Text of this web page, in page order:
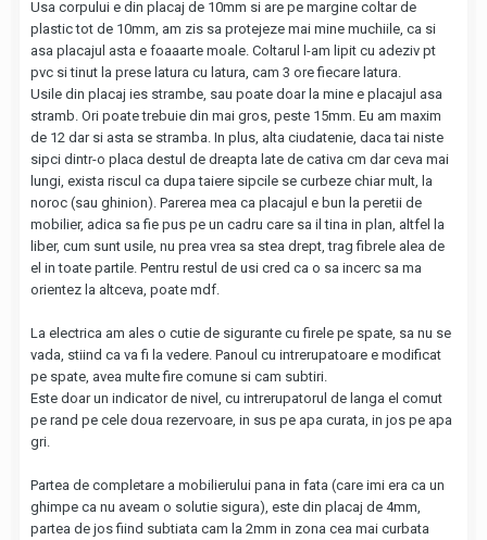
Usa corpului e din placaj de 10mm si are pe margine coltar de
plastic tot de 10mm, am zis sa protejeze mai mine muchiile, ca si
asa placajul asta e foaaarte moale. Coltarul l-am lipit cu adeziv pt
pvc si tinut la prese latura cu latura, cam 3 ore fiecare latura.
Usile din placaj ies strambe, sau poate doar la mine e placajul asa
stramb. Ori poate trebuie din mai gros, peste 15mm. Eu am maxim
de 12 dar si asta se stramba. In plus, alta ciudatenie, daca tai niste
sipci dintr-o placa destul de dreapta late de cativa cm dar ceva mai
lungi, exista riscul ca dupa taiere sipcile se curbeze chiar mult, la
noroc (sau ghinion). Parerea mea ca placajul e bun la peretii de
mobilier, adica sa fie pus pe un cadru care sa il tina in plan, altfel la
liber, cum sunt usile, nu prea vrea sa stea drept, trag fibrele alea de
el in toate partile. Pentru restul de usi cred ca o sa incerc sa ma
orientez la altceva, poate mdf.
La electrica am ales o cutie de sigurante cu firele pe spate, sa nu se
vada, stiind ca va fi la vedere. Panoul cu intrerupatoare e modificat
pe spate, avea multe fire comune si cam subtiri.
Este doar un indicator de nivel, cu intrerupatorul de langa el comut
pe rand pe cele doua rezervoare, in sus pe apa curata, in jos pe apa
gri.
Partea de completare a mobilierului pana in fata (care imi era ca un
ghimpe ca nu aveam o solutie sigura), este din placaj de 4mm,
partea de jos fiind subtiata cam la 2mm in zona cea mai curbata